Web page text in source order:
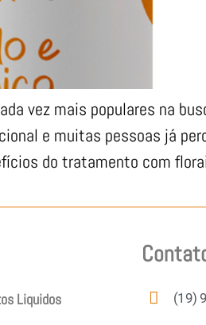
vez mais populares na
e muitas pessoas já
do tratamento com
Liquidos
(19)